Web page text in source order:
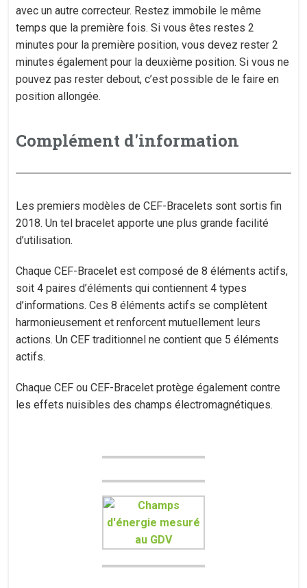
avec un autre correcteur. Restez immobile le même
temps que la première fois. Si vous êtes restes 2
minutes pour la première position, vous devez rester 2
minutes également pour la deuxième position. Si vous ne
pouvez pas rester debout, c’est possible de le faire en
position allongée.
Complément d'information
Les premiers modèles de CEF-Bracelets sont sortis fin
2018. Un tel bracelet apporte une plus grande facilité
d’utilisation.
Chaque CEF-Bracelet est composé de 8 éléments actifs,
soit 4 paires d’éléments qui contiennent 4 types
d’informations. Ces 8 éléments actifs se complètent
harmonieusement et renforcent mutuellement leurs
actions. Un CEF traditionnel ne contient que 5 éléments
actifs.
Chaque CEF ou CEF-Bracelet protège également contre
les effets nuisibles des champs électromagnétiques.